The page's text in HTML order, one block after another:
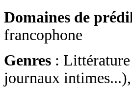
Domaines de
francophone
Genres :
journaux